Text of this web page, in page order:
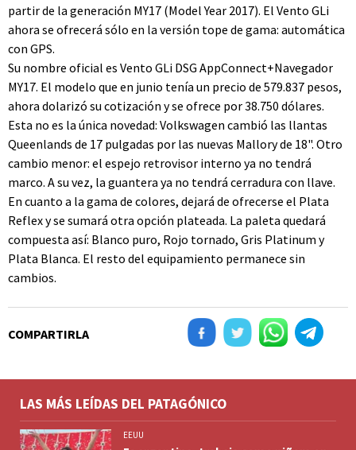
partir de la generación MY17 (Model Year 2017). El Vento GLi
ahora se ofrecerá sólo en la versión tope de gama: automática
con GPS.
Su nombre oficial es Vento GLi DSG AppConnect+Navegador
MY17. El modelo que en junio tenía un precio de 579.837 pesos,
ahora dolarizó su cotización y se ofrece por 38.750 dólares.
Esta no es la única novedad: Volkswagen cambió las llantas
Queenlands de 17 pulgadas por las nuevas Mallory de 18". Otro
cambio menor: el espejo retrovisor interno ya no tendrá
marco. A su vez, la guantera ya no tendrá cerradura con llave.
En cuanto a la gama de colores, dejará de ofrecerse el Plata
Reflex y se sumará otra opción plateada. La paleta quedará
compuesta así: Blanco puro, Rojo tornado, Gris Platinum y
Plata Blanca. El resto del equipamiento permanece sin
cambios.
COMPARTIRLA
LAS MÁS LEÍDAS DEL PATAGÓNICO
EEUU